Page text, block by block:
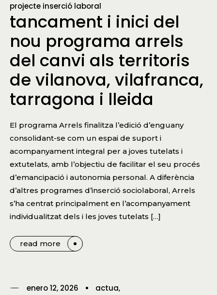
projecte inserció laboral
tancament i inici del
nou programa arrels
del canvi als territoris
de vilanova, vilafranca,
tarragona i lleida
El programa Arrels finalitza l’edició d’enguany
consolidant-se com un espai de suport i
acompanyament integral per a joves tutelats i
extutelats, amb l’objectiu de facilitar el seu procés
d’emancipació i autonomia personal. A diferència
d’altres programes d’inserció sociolaboral, Arrels
s’ha centrat principalment en l’acompanyament
individualitzat dels i les joves tutelats […]
read more
enero 12, 2026
actua